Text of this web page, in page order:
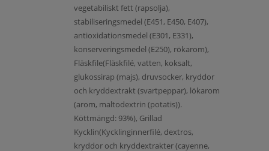
vegetabiliskt fett (rapsolja),
stabiliseringsmedel (E451, E450, E407),
antioxidationsmedel (E301, E331),
konserveringsmedel (E250), rökarom),
Fläskfile(Fläskfilé, vatten, koksalt,
glukossirap (majs), druvsocker, kryddor
och kryddextrakt (svartpeppar), lökarom
(arom, maltodextrin (potatis)).
Köttmängd: 93%), Grillad
Kycklin(Kycklinginnerfilé, dextros,
kryddor och kryddextrakter (cayenne,